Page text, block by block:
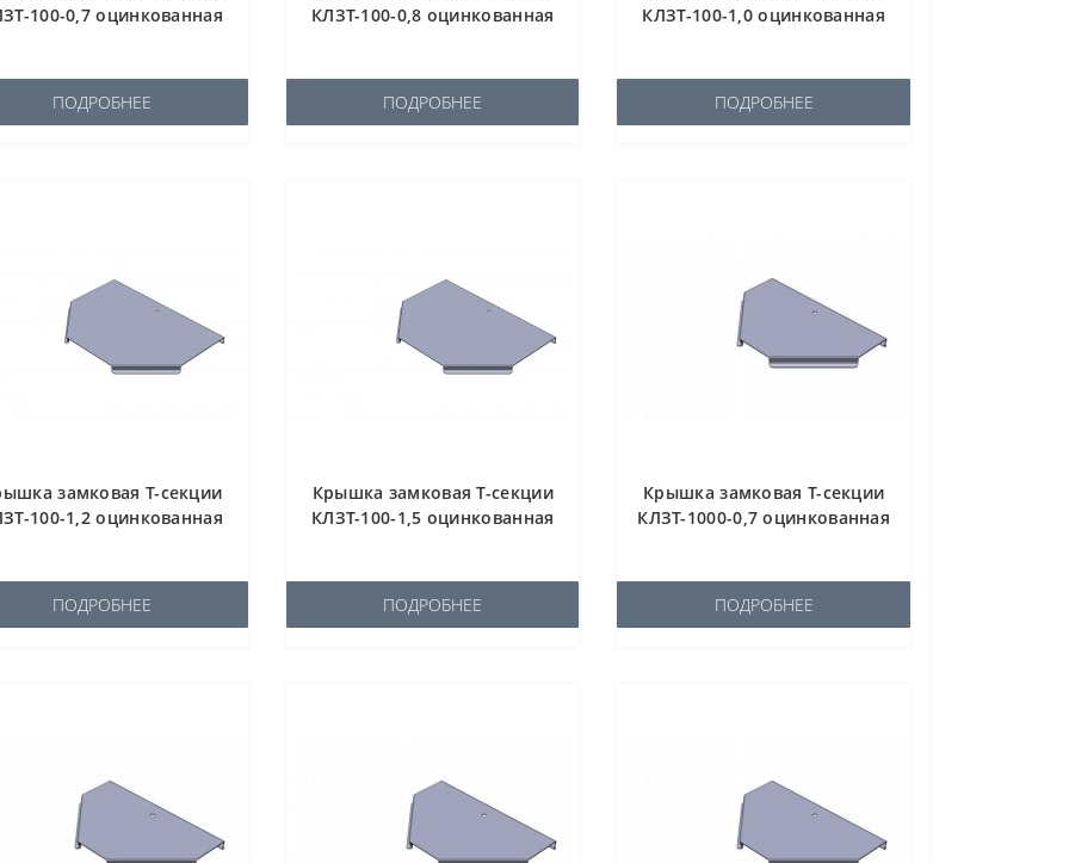
100-0,7 оцинкованная
ПОДРОБНЕЕ
КЛЗТ-100-0,8 оцинкованная
ПОДРОБНЕЕ
КЛЗТ-100-1,0 оцинкованная
ПОДРОБНЕЕ
замковая Т-секции
100-1,2 оцинкованная
ПОДРОБНЕЕ
Крышка замковая Т-секции
КЛЗТ-100-1,5 оцинкованная
ПОДРОБНЕЕ
Крышка замковая Т-секции
КЛЗТ-1000-0,7 оцинкованная
ПОДРОБНЕЕ